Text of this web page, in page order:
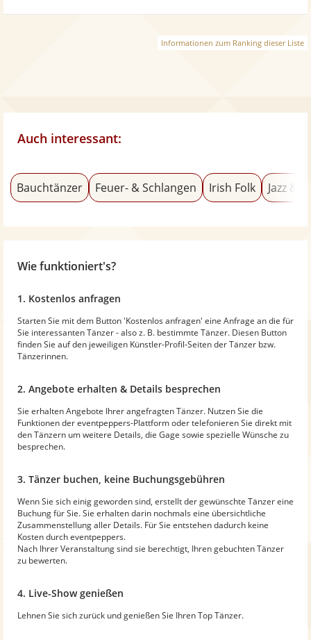
Informationen zum Ranking dieser Liste
Auch interessant:
Bauchtänzer Feuer- & Schlangen Irish Folk Jazz &
Wie funktioniert's?
1. Kostenlos anfragen
Starten Sie mit dem Button 'Kostenlos anfragen' eine Anfrage an die für
Sie interessanten Tänzer - also z. B. bestimmte Tänzer. Diesen Button
finden Sie auf den jeweiligen Künstler-Profil-Seiten der Tänzer bzw.
Tänzerinnen.
2. Angebote erhalten & Details besprechen
Sie erhalten Angebote Ihrer angefragten Tänzer. Nutzen Sie die
Funktionen der eventpeppers-Plattform oder telefonieren Sie direkt mit
den Tänzern um weitere Details, die Gage sowie spezielle Wünsche zu
besprechen.
3. Tänzer buchen, keine Buchungsgebühren
Wenn Sie sich einig geworden sind, erstellt der gewünschte Tänzer eine
Buchung für Sie. Sie erhalten darin nochmals eine übersichtliche
Zusammenstellung aller Details. Für Sie entstehen dadurch keine
Kosten durch eventpeppers.
Nach Ihrer Veranstaltung sind sie berechtigt, Ihren gebuchten Tänzer
zu bewerten.
4. Live-Show genießen
Lehnen Sie sich zurück und genießen Sie Ihren Top Tänzer.